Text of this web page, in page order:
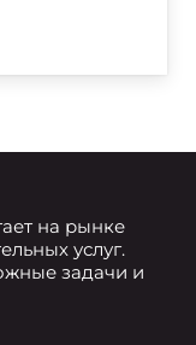
на рынке
услуг.
задачи и